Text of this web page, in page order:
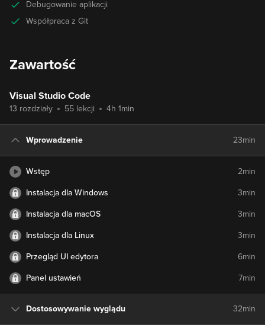
Debugowanie aplikacji
Współpraca z Git
Zawartość
Visual Studio Code
13 rozdziały 55 lekcji 4h 1min
Wprowadzenie 23min
Wstęp 2min
Instalacja dla Windows 3min
Instalacja dla macOS 3min
Instalacja dla Linux 3min
Przegląd UI edytora 6min
Panel ustawień 7min
Dostosowywanie wyglądu 32min